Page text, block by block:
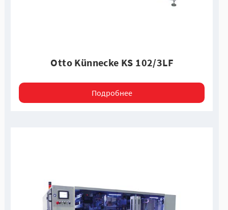
Otto Künnecke KS 102/3LF
Подробнее